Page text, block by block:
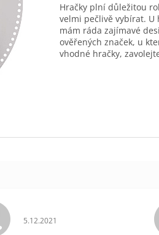
Hračky plní důležitou
velmi pečlivě vybírat. U
mám ráda zajímavé
ověřených značek, u
vhodné hračky,
Hodnocení obchodu je 5 z 5
5.12.2021